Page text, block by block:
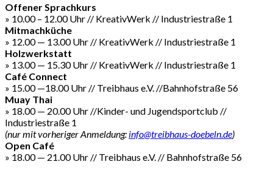
Offener Sprachkurs
» 10.00 – 12.00 Uhr // KreativWerk // Industriestraße 1
Mitmachküche
» 12.00 — 13.00 Uhr // KreativWerk // Industriestraße 1
Holzwerkstatt
» 13.00 — 15.30 Uhr // KreativWerk // Industriestraße 1
Café Connect
» 15.00 —18.00 Uhr // Treibhaus e.V. //Bahnhofstraße 56
Muay Thai
» 18.00 — 20.00 Uhr //Kinder- und Jugendsportclub //
Industriestraße 1
(nur mit vorheriger Anmeldung: info@treibhaus-doebeln.de)
Open Café
» 18.00 — 21.00 Uhr // Treibhaus e.V. // Bahnhofstraße 56